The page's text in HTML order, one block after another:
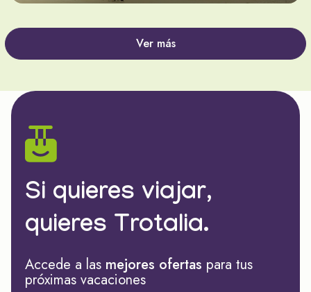
Ver más
Si quieres viajar,
quieres Trotalia.
Accede a las mejores ofertas para tus
próximas vacaciones